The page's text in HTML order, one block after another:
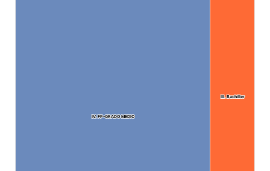
III. Bachiller
III. Bachiller
IV. FP-GRADO MEDIO
IV. FP-GRADO MEDIO